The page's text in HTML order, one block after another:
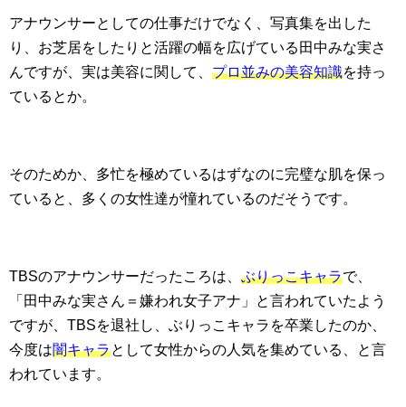
アナウンサーとしての仕事だけでなく、写真集を出した
り、お芝居をしたりと活躍の幅を広げている田中みな実さ
んですが、実は美容に関して、 プロ並みの美容知識を持っ
ているとか。
そのためか、多忙を極めているはずなのに完璧な肌を保っ
ていると、多くの女性達が憧れているのだそうです。
TBSのアナウンサーだったころは、 ぶりっこキャラで、
「田中みな実さん＝嫌われ女子アナ」と言われていたよう
ですが、TBSを退社し、ぶりっこキャラを卒業したのか、
今度は闇キャラとして女性からの人気を集めている、と言
われています。